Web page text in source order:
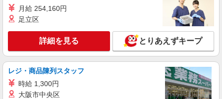
BAY
詳細を見る
RANDA
アパレルショップスタッフ
［アルバイト・パート］時給1,140円〜 ※経
月給 254,160円
足立区
詳細を見る とりあえずキープ
レジ・商品陳列スタッフ
時給 1,300円
大阪市中央区